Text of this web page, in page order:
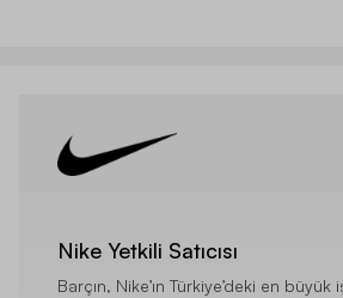
Nike Yetkili Satıcısı
Barçın, Nike’ın Türkiye’deki en büyük